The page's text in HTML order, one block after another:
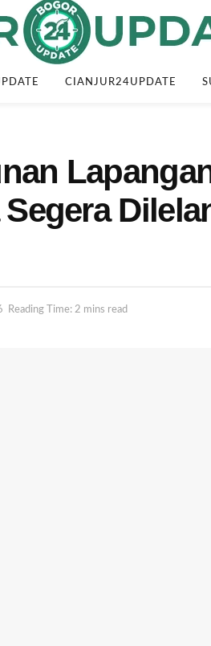
CIANJUR24UPDATE
Reading Time: 2 mins read